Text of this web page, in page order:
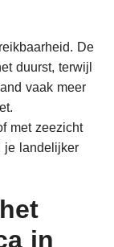
De
duurst, terwijl
vaak meer
met zeezicht
je landelijker
in